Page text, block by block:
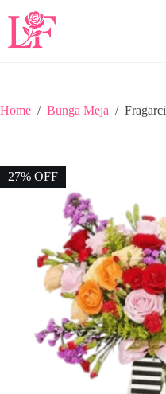
Home / Bunga Meja /
27% OFF